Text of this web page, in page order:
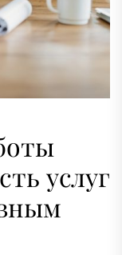
услуг